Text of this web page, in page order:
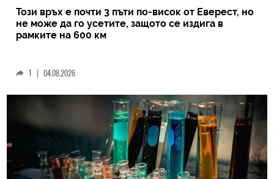
Този връх е почти 3 пъти по-висок от Еверест, но
не може да го усетите, защото се издига в
рамките на 600 км
1 | 04.08.2026